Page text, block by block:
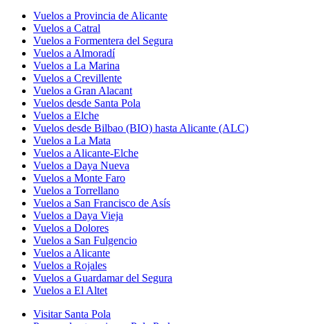
Vuelos a Provincia de Alicante
Vuelos a Catral
Vuelos a Formentera del Segura
Vuelos a Almoradí
Vuelos a La Marina
Vuelos a Crevillente
Vuelos a Gran Alacant
Vuelos desde Santa Pola
Vuelos a Elche
Vuelos desde Bilbao (BIO) hasta Alicante (ALC)
Vuelos a La Mata
Vuelos a Alicante-Elche
Vuelos a Daya Nueva
Vuelos a Monte Faro
Vuelos a Torrellano
Vuelos a San Francisco de Asís
Vuelos a Daya Vieja
Vuelos a Dolores
Vuelos a San Fulgencio
Vuelos a Alicante
Vuelos a Rojales
Vuelos a Guardamar del Segura
Vuelos a El Altet
Visitar Santa Pola